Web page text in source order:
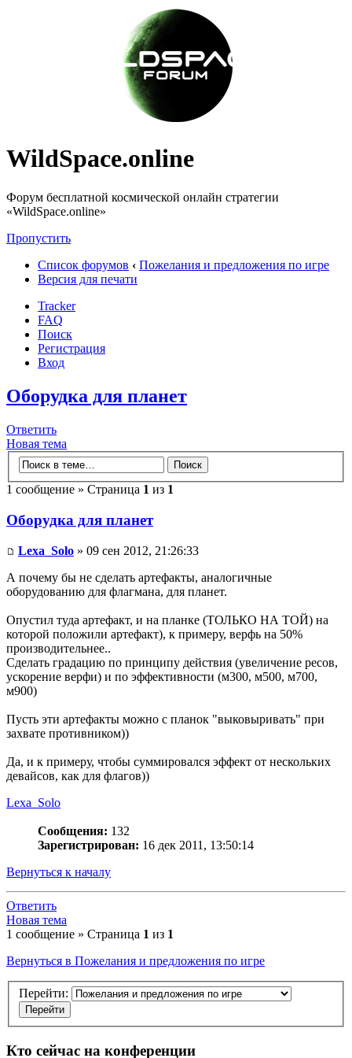
WildSpace.online
Форум бесплатной космической онлайн стратегии
«WildSpace.online»
Пропустить
Список форумов ‹ Пожелания и предложения по игре
Версия для печати
Tracker
FAQ
Поиск
Регистрация
Вход
Оборудка для планет
Ответить
Новая тема
1 сообщение » Страница 1 из 1
Оборудка для планет
Lexa_Solo » 09 сен 2012, 21:26:33
А почему бы не сделать артефакты, аналогичные
оборудованию для флагмана, для планет.
Опустил туда артефакт, и на планке (ТОЛЬКО НА ТОЙ) на
которой положили артефакт), к примеру, верфь на 50%
производительнее..
Сделать градацию по принципу действия (увеличение ресов,
ускорение верфи) и по эффективности (м300, м500, м700,
м900)
Пусть эти артефакты можно с планок "выковыривать" при
захвате противником))
Да, и к примеру, чтобы суммировался эффект от нескольких
девайсов, как для флагов))
Lexa_Solo
Сообщения: 132
Зарегистрирован: 16 дек 2011, 13:50:14
Вернуться к началу
Ответить
Новая тема
1 сообщение » Страница 1 из 1
Вернуться в Пожелания и предложения по игре
Перейти:
Кто сейчас на конференции